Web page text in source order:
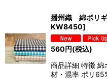
並び順:
播州織 綿ポリギ
KW8450]
560円(税込)
商品詳細 特徴 綿
材・混率 ポリ